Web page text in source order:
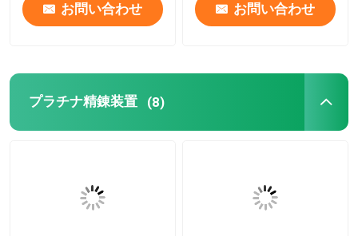
お問い合わせ お問い合わせ
プラチナ精錬装置 (8)